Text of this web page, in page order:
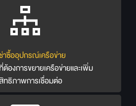
าซื้ออุปกรณ์เครือข่าย
องการขยายเครือข่ายและเพิ่ม
ทธิภาพการเชื่อมต่อ